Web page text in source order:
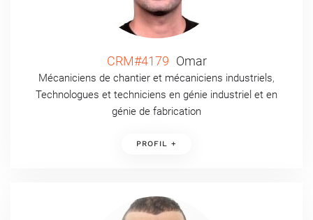
CRM#4179 Omar
Mécaniciens de chantier et mécaniciens industriels,
Technologues et techniciens en génie industriel et en
génie de fabrication
PROFIL +